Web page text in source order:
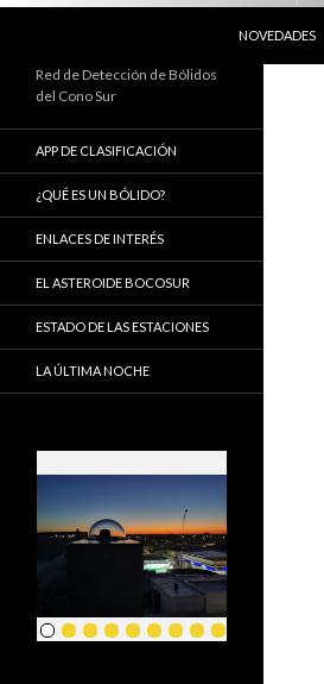
NOVEDADES
Red de Detección de Bólidos
del Cono Sur
APP DE CLASIFICACIÓN
¿QUÉ ES UN BÓLIDO?
ENLACES DE INTERÉS
EL ASTEROIDE BOCOSUR
ESTADO DE LAS ESTACIONES
LA ÚLTIMA NOCHE